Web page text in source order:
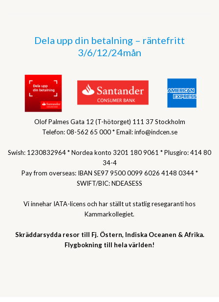
Dela upp din betalning – räntefritt
3/6/12/24mån
Olof Palmes Gata 12 (T-hötorget) 111 37 Stockholm
Telefon: 08-562 65 000 * Email: info@indcen.se
Swish: 1230832964 * Nordea konto 3201 180 9061 * Plusgiro: 414 80
34-4
Pay from overseas: IBAN SE97 9500 0099 6026 4148 0344 *
SWIFT/BIC: NDEASESS
Vi innehar IATA-licens och har ställt ut statlig resegaranti hos
Kammarkollegiet.
Skräddarsydda resor till Fj. Östern, Indiska Oceanen & Afrika.
Flygbokning till hela världen!